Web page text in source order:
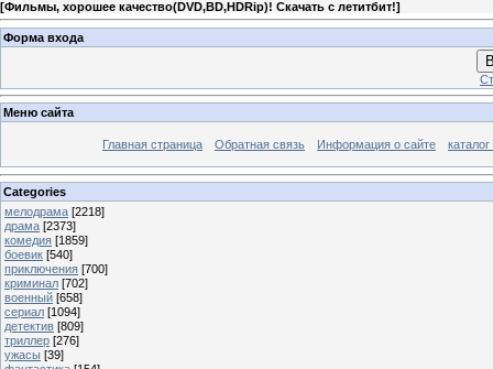
[Фильмы, хорошее качество(DVD,BD,HDRip)! Скачать с летитбит!]
Форма входа
Меню сайта
Главная страница Обратная связь Информация о сайте
Categories
мелодрама [2218]
драма [2373]
комедия [1859]
боевик [540]
приключения [700]
криминал [702]
военный [658]
сериал [1094]
детектив [809]
триллер [276]
ужасы [39]